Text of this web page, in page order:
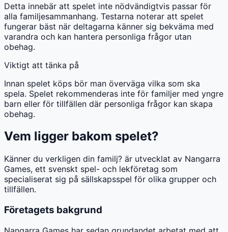
Detta innebär att spelet inte nödvändigtvis passar för
alla familjesammanhang. Testarna noterar att spelet
fungerar bäst när deltagarna känner sig bekväma med
varandra och kan hantera personliga frågor utan
obehag.
Viktigt att tänka på
Innan spelet köps bör man överväga vilka som ska
spela. Spelet rekommenderas inte för familjer med yngre
barn eller för tillfällen där personliga frågor kan skapa
obehag.
Vem ligger bakom spelet?
Känner du verkligen din familj? är utvecklat av Nangarra
Games, ett svenskt spel- och lekföretag som
specialiserat sig på sällskapsspel för olika grupper och
tillfällen.
Företagets bakgrund